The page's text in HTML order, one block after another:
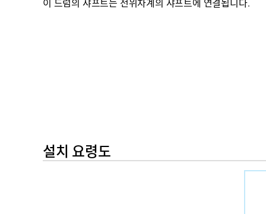
이 드럼의 샤프트는 전위차계의 샤프트에 연결됩니다.
설치 요령도